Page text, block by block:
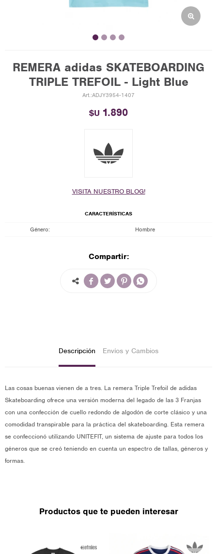
REMERA adidas SKATEBOARDING
TRIPLE TREFOIL - Light Blue
ADJY3954-1407
$U 1.890
VISITA NUESTRO BLOG!
CARACTERÍSTICAS
Género Hombre
Compartir:
   
Descripción Envíos y Cambios
Las cosas buenas vienen de a tres. La remera Triple Trefoil de adidas
Skateboarding ofrece una versión moderna del legado de las 3 Franjas
con una confección de cuello redondo de algodón de corte clásico y una
comodidad transpirable para la práctica del skateboarding. Esta remera
se confeccionó utilizando UNITEFIT, un sistema de ajuste para todos los
géneros que se creó teniendo en cuenta un espectro de tallas, géneros y
formas.
Productos que te pueden interesar